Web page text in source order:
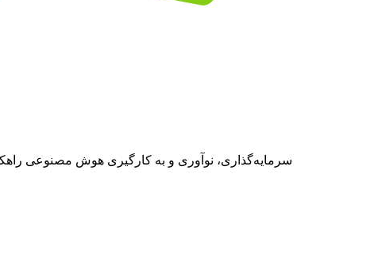
سرمایه‌گذاری، نوآوری و به کارگیری هوش مصنوعی